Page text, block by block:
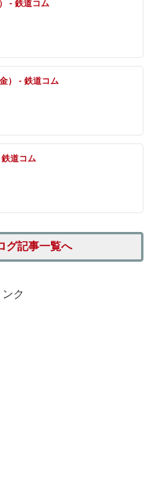
- 鉄道コム
） - 鉄道コム
道コム
グ記事一覧へ
ク